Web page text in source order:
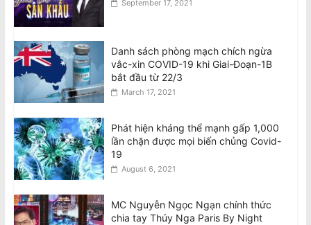
September 17, 2021
Danh sách phòng mạch chích ngừa
vắc-xin COVID-19 khi Giai-Đoạn-1B
bắt đầu từ 22/3
March 17, 2021
Phát hiện kháng thể mạnh gấp 1,000
lần chặn được mọi biến chủng Covid-
19
August 6, 2021
MC Nguyễn Ngọc Ngạn chính thức
chia tay Thúy Nga Paris By Night